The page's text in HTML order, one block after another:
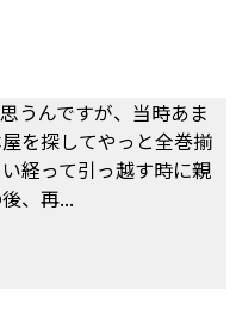
うんですが、当時あま
を探してやっと全巻揃
経って引っ越す時に親
、再...